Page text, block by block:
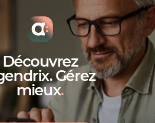
Découvrez
Gérez
mieux.